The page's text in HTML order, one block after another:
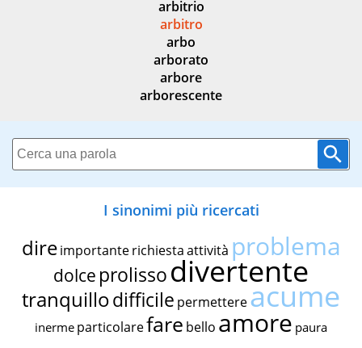
arbitrio
arbitro
arbo
arborato
arbore
arborescente
I sinonimi più ricercati
dire importante richiestaattività problema
dolce prolissodivertente
tranquillodifficile permettereacume
inerme particolarefare bello amore paura